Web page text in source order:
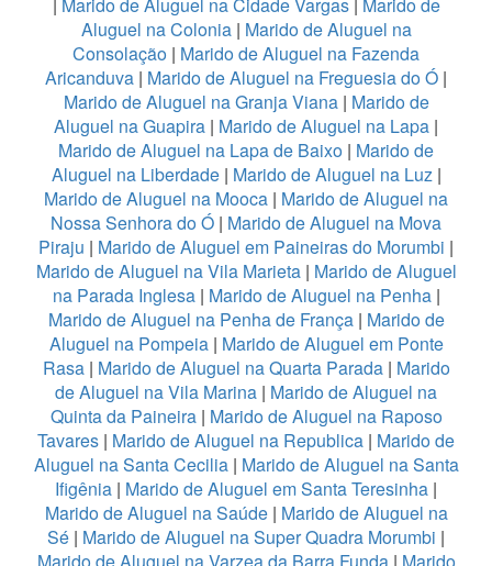
Aluguel na Colonia| Marido de Aluguel na
Consolação | Marido de Aluguel na Fazenda
Aricanduva | Marido de Aluguel na Freguesia do Ó |
Marido de Aluguel na Granja Viana| Marido de
Aluguel na Guapira | Marido de Aluguel na Lapa |
Marido de Aluguel na Lapa de Baixo | Marido de
Aluguel na Liberdade | Marido de Aluguel na Luz|
Marido de Aluguel na Mooca | Marido de Aluguel na
Nossa Senhora do Ó | Marido de Aluguel na Mova
Piraju | Marido de Aluguel em Paineiras do Morumbi |
Marido de Aluguel na Vila Marieta| Marido de Aluguel
na Parada Inglesa | Marido de Aluguel na Penha|
Marido de Aluguel na Penha de França | Marido de
Aluguel na Pompeia| Marido de Aluguel em Ponte
Rasa| Marido de Aluguel na Quarta Parada| Marido
de Aluguel na Vila Marina | Marido de Aluguel na
Quinta da Paineira| Marido de Aluguel na Raposo
Tavares | Marido de Aluguel na Republica | Marido de
Aluguel na Santa Cecilia| Marido de Aluguel na Santa
Ifigênia | Marido de Aluguel em Santa Teresinha |
Marido de Aluguel na Saúde| Marido de Aluguel na
Sé | Marido de Aluguel na Super Quadra Morumbi |